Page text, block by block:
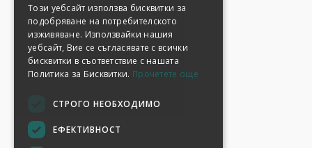
Този уебсайт използва бисквитки за
подобряване на потребителското
изживяване. Използвайки нашия
уебсайт, Вие се съгласявате с всички
бисквитки в съответствие с нашата
Политика за Бисквитки. Прочетете още
СТРОГО НЕОБХОДИМО
ЕФЕКТИВНОСТ